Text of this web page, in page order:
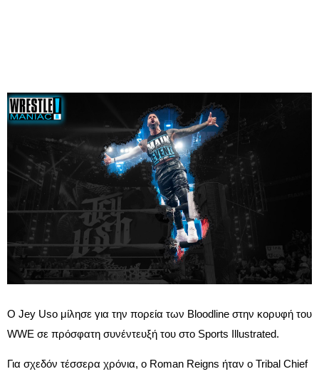
Ο Jey Uso μίλησε για την πορεία των Bloodline στην κορυφή του
WWE σε πρόσφατη συνέντευξή του στο Sports Illustrated.
Για σχεδόν τέσσερα χρόνια, ο Roman Reigns ήταν ο Tribal Chief